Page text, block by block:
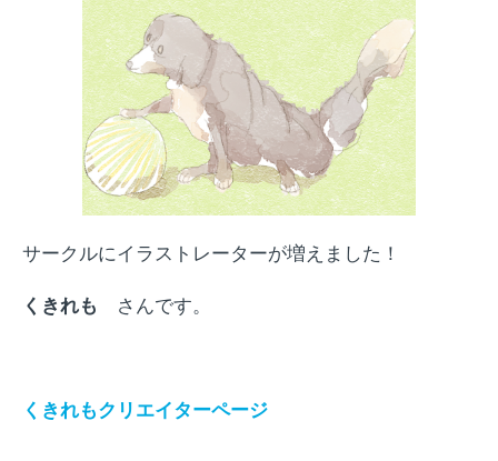
サークルにイラストレーターが増えました！
くきれも さんです。
くきれもクリエイターページ